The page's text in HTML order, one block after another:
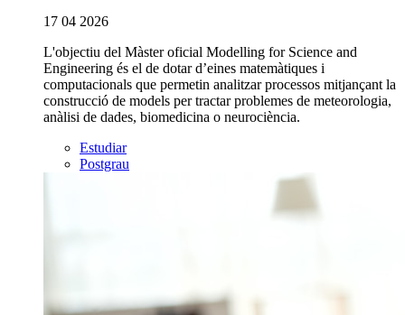
17 04 2026
L'objectiu del Màster oficial Modelling for Science and
Engineering és el de dotar d’eines matemàtiques i
computacionals que permetin analitzar processos mitjançant la
construcció de models per tractar problemes de meteorologia,
anàlisi de dades, biomedicina o neurociència.
Estudiar
Postgrau